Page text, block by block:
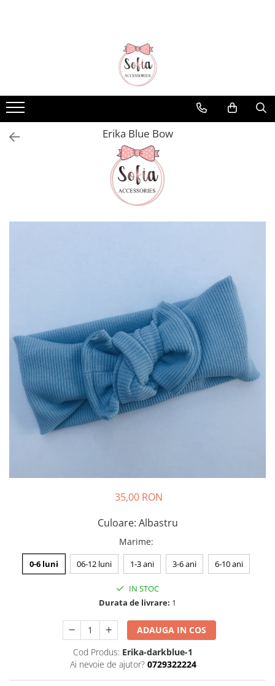
Emma Collection
Lina Collection
Gloria Collection
Erika Blue Bow
35,00 RON
Culoare: Albastru
Marime:
0-6 luni 06-12 luni 1-3 ani 3-6 ani 6-10 ani
IN STOC
Durata de livrare: 1
ADAUGA IN COS
Cod Produs: Erika-darkblue-1
Ai nevoie de ajutor? 0729322224